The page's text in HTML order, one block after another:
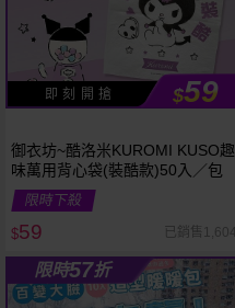
即 刻 開 搶 $59
御衣坊~酷洛米KUROMI KUSO趣
味萬用背心袋(裝酷款)50入／包
限時下殺
$59 已銷售1,604
限時57折